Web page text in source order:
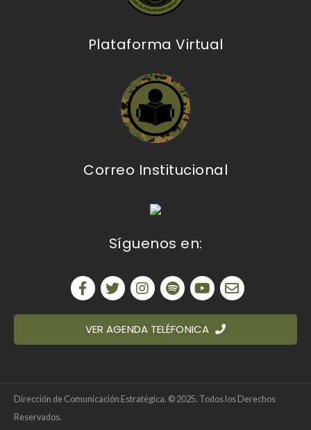
Plataforma Virtual
Correo Institucional
Síguenos en:
VER AGENDA TELÉFONICA
Dirección de Comunicación Estratégica. © 2025. Todos los Derechos
Reservados.